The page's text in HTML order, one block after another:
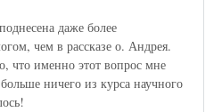
даже более
чем в рассказе о. Андрея.
что именно этот вопрос мне
ничего из курса научного